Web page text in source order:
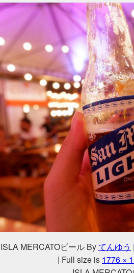
ISLA MERCATOビール Byてんゆう |
| Full size is 1776 ×